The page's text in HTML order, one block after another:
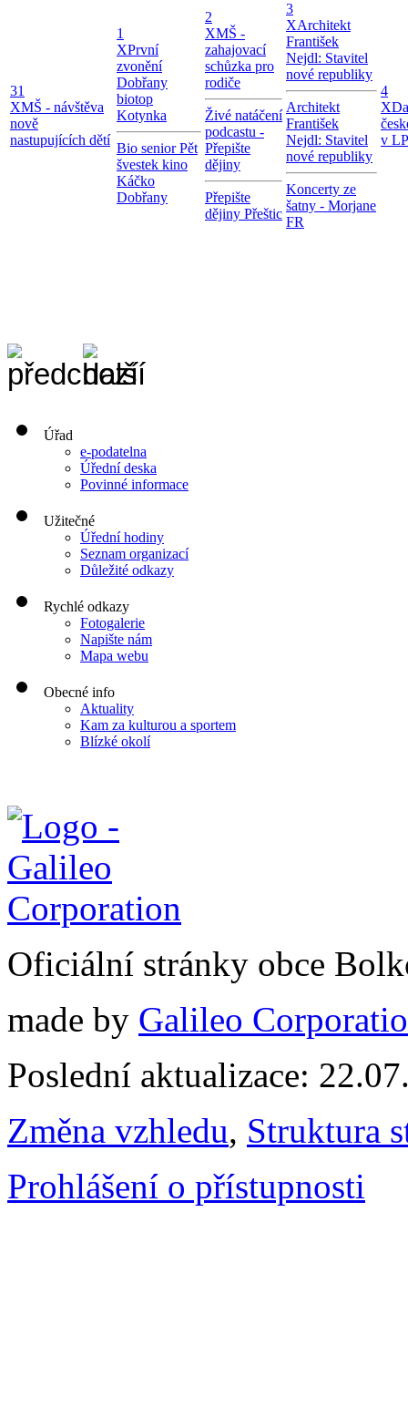
31
XMŠ - návštěva
nově
nastupujících dětí
1
XPrvní
zvonění
Dobřany
biotop
Kotynka
Bio senior Pět
švestek kino
Káčko
Dobřany
2
XMŠ -
zahajovací
schůzka pro
rodiče
Živé natáčení
podcastu -
Přepište
dějiny
Přepište
dějiny Přeštic
3
XArchitekt
František
Nejdl: Stavitel
nové republiky
Architekt
František
Nejdl: Stavitel
nové republiky
Koncerty ze
šatny - Morjane
FR
4
X
v
Úřad
e-podatelna
Úřední deska
Povinné informace
Užitečné
Úřední hodiny
Seznam organizací
Důležité odkazy
Rychlé odkazy
Fotogalerie
Napište nám
Mapa webu
Obecné info
Aktuality
Kam za kulturou a sportem
Blízké okolí
Oficiální stránky obce
made by Galileo
Poslední aktualizace:
Změna vzhledu, Struktura
Prohlášení o přístupnosti